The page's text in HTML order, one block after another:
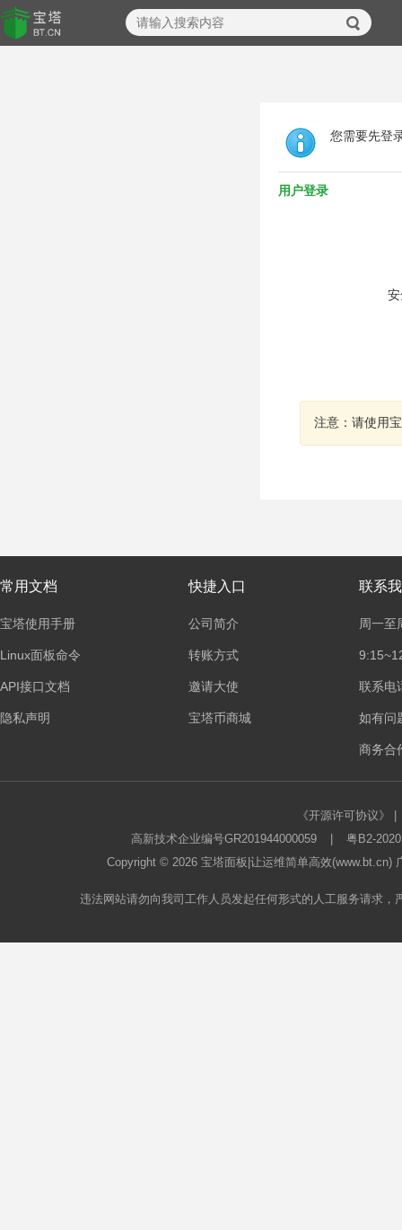
您需要先登
用户登录
注意：请使用
常用文档
宝塔使用手册
Linux面板命令
API接口文档
隐私声明
快捷入口
公司简介
转账方式
邀请大使
宝塔币商城
联系
周一至
联系电
如有问
商务合
《开源许可协议》
高新技术企业编号GR201944000059
粤B2-
Copyright © 2026 宝塔面板 |让运维简单高效
违法网站请勿向我司工作人员发起任何形式的人工服务请求，